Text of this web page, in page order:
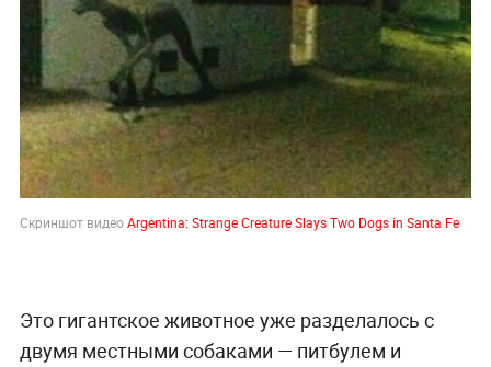
Скриншот видеоArgentina: Strange Creature Slays Two Dogs in Santa Fe
Это гигантское животное уже разделалось с
двумя местными собаками — питбулем и